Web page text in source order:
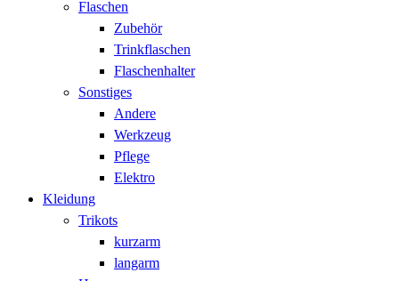
Flaschen
Zubehör
Trinkflaschen
Flaschenhalter
Sonstiges
Andere
Werkzeug
Pflege
Elektro
Kleidung
Trikots
kurzarm
langarm